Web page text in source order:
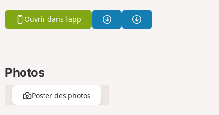
Ouvrir dans l'app
Photos
Poster des photos